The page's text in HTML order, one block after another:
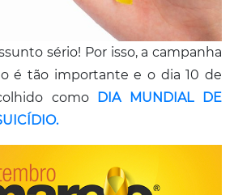
sério! Por isso, a campanha
é tão importante e o dia 10 de
como DIA MUNDIAL DE